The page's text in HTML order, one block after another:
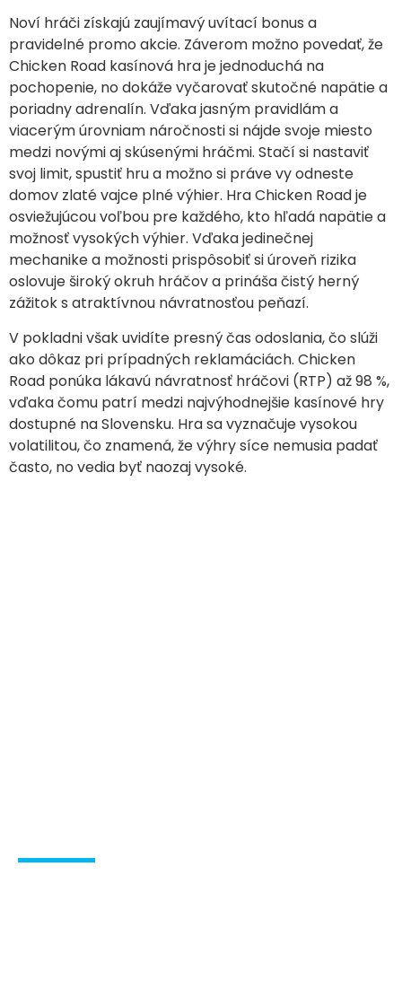
Noví hráči získajú zaujímavý uvítací bonus a
pravidelné promo akcie. Záverom možno povedať, že
Chicken Road kasínová hra je jednoduchá na
pochopenie, no dokáže vyčarovať skutočné napätie a
poriadny adrenalín. Vďaka jasným pravidlám a
viacerým úrovniam náročnosti si nájde svoje miesto
medzi novými aj skúsenými hráčmi. Stačí si nastaviť
svoj limit, spustiť hru a možno si práve vy odneste
domov zlaté vajce plné výhier. Hra Chicken Road je
osviežujúcou voľbou pre každého, kto hľadá napätie a
možnosť vysokých výhier. Vďaka jedinečnej
mechanike a možnosti prispôsobiť si úroveň rizika
oslovuje široký okruh hráčov a prináša čistý herný
zážitok s atraktívnou návratnosťou peňazí.
V pokladni však uvidíte presný čas odoslania, čo slúži
ako dôkaz pri prípadných reklamáciách. Chicken
Road ponúka lákavú návratnosť hráčovi (RTP) až 98 %,
vďaka čomu patrí medzi najvýhodnejšie kasínové hry
dostupné na Slovensku. Hra sa vyznačuje vysokou
volatilitou, čo znamená, že výhry síce nemusia padať
často, no vedia byť naozaj vysoké.